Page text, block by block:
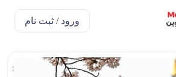
ورود / ثبت نام